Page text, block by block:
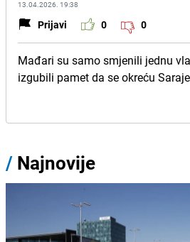
13.04.2026. 19:38
Prijavi 0 0
Mađari su samo smjenili jednu
izgubili pamet da se okreću
/ Najnovije